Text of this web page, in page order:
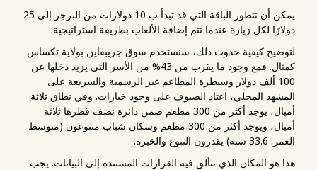
يمكن أن تتطور الباقة التي قد تبدأ ب 10 دولارات من البرجر إلى 25
دولارًا لكل زيارة عندما تتم إضافة الألعاب بطريقة استراتيجية.
لتوضيح كيفية حدوث ذلك، سنستخدم سوق جريبفاين بولاية تكساس
كمثال. فمع وجود ما يقرب من 43% من الأسر التي يزيد دخلها عن
100 ألف دولار وسيطرة المطاعم غير الرسمية والسريعة على
المشهد المحلي، اعتاد الضيوف على وجود خيارات. وفي نطاق ثلاثة
أميال، يوجد أكثر من 300 مطعم ضمن دائرة نصف قطرها ثلاثة
أميال، ويوجد أكثر من 300 مطعم وسكان شباب متنوعون (متوسط
العمر: 33.6 سنة) يقدرون التنوع والخبرة.
هذا هو المكان الذي تتألق فيه القرارات المستندة إلى البيانات. يجب